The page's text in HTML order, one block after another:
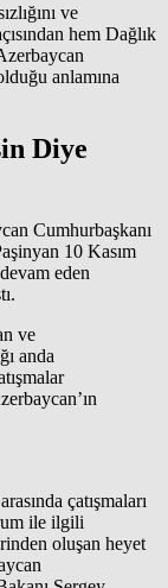
ve
hem Dağlık
anlamına
Diye
Cumhurbaşkanı
10 Kasım
eden
ve
anda
çatışmaları
ile ilgili
oluşan heyet